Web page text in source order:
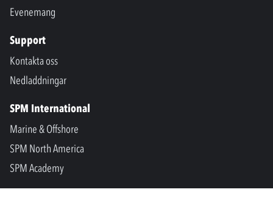
Evenemang
Support
Kontakta oss
Nedladdningar
SPM International
Marine & Offshore
SPM North America
SPM Academy